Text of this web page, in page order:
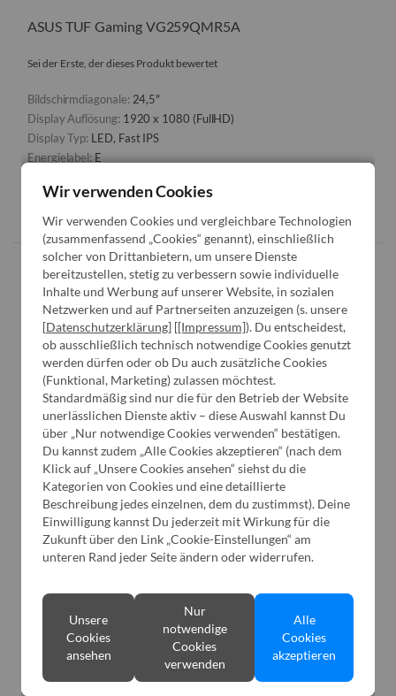
ASUS TUF Gaming VG259QMR5A
Sei der Erste, der dieses Produkt bewertet
Bildschirmdiagonale: 24,5"
Display Auflösung: 1920 x 1080 (FullHD)
Display Typ: LED, Fast IPS
Energielabel: E
161
AOC Q27G4SDR
Sei der Erste, der dieses Produkt bewertet
Bildschirmdiagonale:
Display Auflösung:
2560 x 1440 (WQHD)
Energielabel:F
Wir verwenden Cookies
Wir verwenden Cookies und vergleichbare Technologien
(zusammenfassend „Cookies“ genannt), einschließlich
solcher von Drittanbietern, um unsere Dienste
bereitzustellen, stetig zu verbessern sowie individuelle
Inhalte und Werbung auf unserer Website, in sozialen
Netzwerken und auf Partnerseiten anzuzeigen (s. unsere
[Datenschutzerklärung] [[Impressum]). Du entscheidest,
ob ausschließlich technisch notwendige Cookies genutzt
werden dürfen oder ob Du auch zusätzliche Cookies
(Funktional, Marketing) zulassen möchtest.
Standardmäßig sind nur die für den Betrieb der Website
unerlässlichen Dienste aktiv – diese Auswahl kannst Du
über „Nur notwendige Cookies verwenden“ bestätigen.
Du kannst zudem „Alle Cookies akzeptieren“ (nach dem
Klick auf „Unsere Cookies ansehen“ siehst du die
Kategorien von Cookies und eine detaillierte
Beschreibung jedes einzelnen, dem du zustimmst). Deine
Einwilligung kannst Du jederzeit mit Wirkung für die
Zukunft über den Link „Cookie-Einstellungen“ am
unteren Rand jeder Seite ändern oder widerrufen.
Alle
Cookies
akzeptieren
Nur
notwendige
Cookies
verwenden
Unsere
Cookies
ansehen